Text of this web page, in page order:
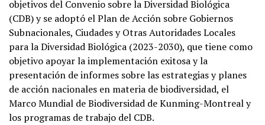
objetivos del Convenio sobre la Diversidad Biológica
(CDB) y se adoptó el Plan de Acción sobre Gobiernos
Subnacionales, Ciudades y Otras Autoridades Locales
para la Diversidad Biológica (2023-2030), que tiene como
objetivo apoyar la implementación exitosa y la
presentación de informes sobre las estrategias y planes
de acción nacionales en materia de biodiversidad, el
Marco Mundial de Biodiversidad de Kunming-Montreal y
los programas de trabajo del CDB.